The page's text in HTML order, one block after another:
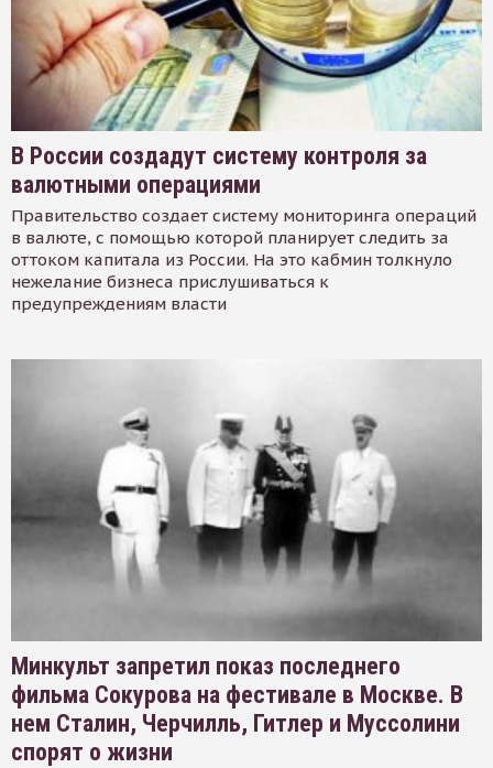
В России создадут систему контроля за
валютными операциями
Правительство создает систему мониторинга операций
в валюте, с помощью которой планирует следить за
оттоком капитала из России. На это кабмин толкнуло
нежелание бизнеса прислушиваться к
предупреждениям власти
Минкульт запретил показ последнего
фильма Сокурова на фестивале в Москве. В
нем Сталин, Черчилль, Гитлер и Муссолини
спорят о жизни